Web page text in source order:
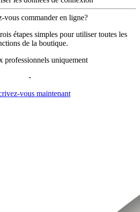
vous commander en ligne?
étapes simples pour utiliser toutes les
de la boutique.
professionnels uniquement
-
vous maintenant